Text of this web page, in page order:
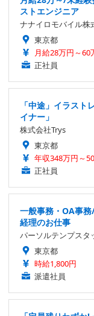
ストエンジニア
ナナイロモバイル株
東京都
月給28万円～60
正社員
「中途」イラスト
イナー」
株式会社Trys
東京都
年収348万円～
正社員
一般事務・OA事
経理のお仕事
パーソルテンプスタ
東京都
時給1,800円
派遣社員